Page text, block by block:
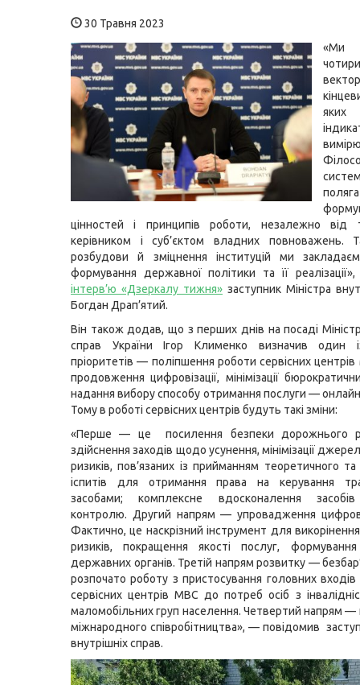
30 Травня 2023
«Ми
яких
цінностей і принципів роботи, незалежно
керівником і суб’єктом владних повноважень.
розбудови й зміцнення інституцій ми
формування державної політики та її
інтерв’ю «Дзеркалу тижня»заступник Міністра
Богдан Драп’ятий.
Він також додав, що з перших днів на посаді
справ України Ігор Клименко визначив один
пріоритетів — поліпшення роботи сервісних
продовження цифровізації, мінімізації
надання вибору способу отримання послуги —
Тому в роботі сервісних центрів будуть такі зміни:
«Перше — це посилення безпеки дорожнього
здійснення заходів щодо усунення, мінімізації
ризиків, пов’язаних із прийманням теоретичного
іспитів для отримання права на керування
засобами; комплексне вдосконалення засобів
контролю. Другий напрям — упровадження
Фактично, це наскрізний інструмент для
ризиків, покращення якості послуг,
державних органів. Третій напрям розвитку —
розпочато роботу з пристосування головних
сервісних центрів МВС до потреб осіб з
маломобільних груп населення. Четвертий напрям —
міжнародного співробітництва», — повідомив
внутрішніх справ.